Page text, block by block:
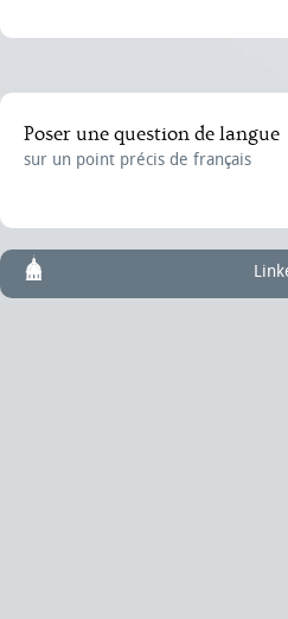
Poser une question de langue
sur un point précis de français